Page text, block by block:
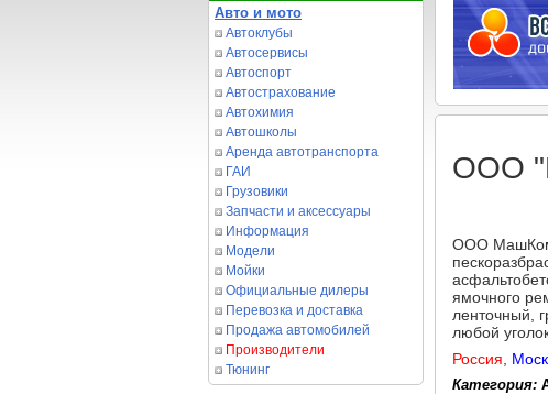
Авто и мото
Автоклубы
Автосервисы
Автоспорт
Автострахование
Автохимия
Автошколы
Аренда автотранспорта
ГАИ
Грузовики
Запчасти и аксессуары
Информация
Модели
Мойки
Официальные дилеры
Перевозка и доставка
Продажа автомобилей
Производители
Тюнинг
ООО
ООО
ямочного
ленточный,
любой
Россия
Категория: